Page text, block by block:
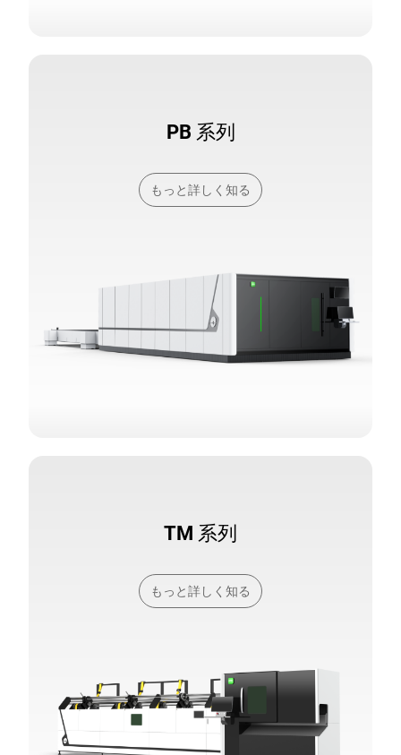
PB 系列
もっと詳しく知る
TM 系列
もっと詳しく知る